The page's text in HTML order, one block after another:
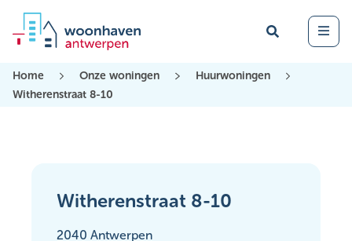
Zoek Open
Home Onze woningen
Huurwoningen
Witherenstraat 8-10
Witherenstraat 8-10
2040 Antwerpen